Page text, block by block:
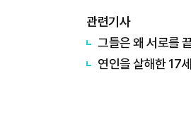
관련기사
그들은 왜 서로를
연인을 살해한 17